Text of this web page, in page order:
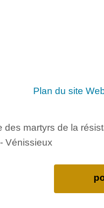
Plan du site
des martyrs de la
Vénissieux